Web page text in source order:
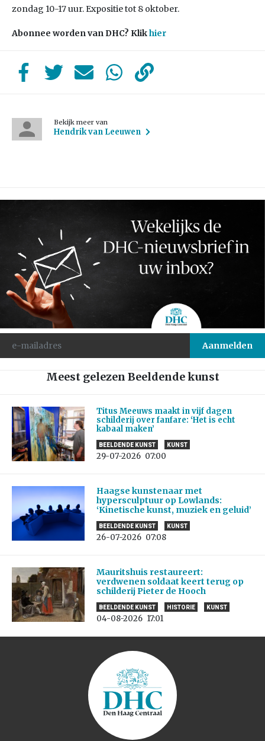
zondag 10-17 uur. Expositie tot 8 oktober.
Abonnee worden van DHC? Klikhier
Bekijk meer van
Hendrik van Leeuwen
Meest gelezen Beeldende kunst
Titus Meeuws maakt in vijf dagen
schilderij over fanfare: ‘Het is echt
kabaal maken’
BEELDENDE KUNST KUNST
29-07-2026 07:00
Haagse kunstenaar met
hypersculptuur op Lowlands:
‘Kinetische kunst, muziek en geluid’
BEELDENDE KUNST KUNST
26-07-2026 07:08
Mauritshuis restaureert:
verdwenen soldaat keert terug op
schilderij Pieter de Hooch
BEELDENDE KUNST HISTORIE KUNST
04-08-2026 17:01